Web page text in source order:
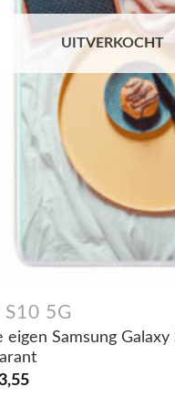
UITVERKOCHT
S10 5G
Samsung Galaxy
Huidige